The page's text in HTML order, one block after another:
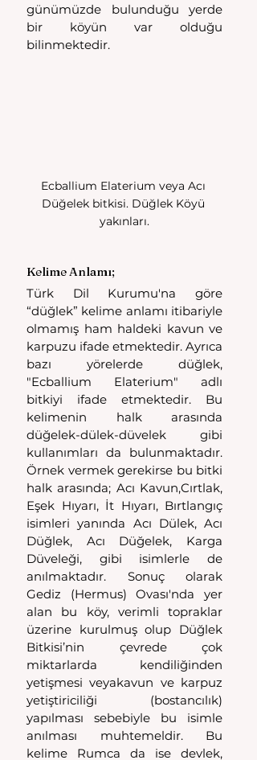
günümüzde bulunduğu yerde
bir köyün var olduğu
bilinmektedir.
Ecballium Elaterium veya Acı
Düğelek bitkisi. Düğlek Köyü
yakınları.
Kelime Anlamı;
Türk Dil Kurumu'na göre
“düğlek” kelime anlamı itibariyle
olmamış ham haldeki kavun ve
karpuzu ifade etmektedir. Ayrıca
bazı yörelerde düğlek,
"Ecballium Elaterium" adlı
bitkiyi ifade etmektedir. Bu
kelimenin halk arasında
düğelek-dülek-düvelek gibi
kullanımları da bulunmaktadır.
Örnek vermek gerekirse bu bitki
halk arasında; Acı Kavun,Cırtlak,
Eşek Hıyarı, İt Hıyarı, Bırtlangıç
isimleri yanında Acı Dülek, Acı
Düğlek, Acı Düğelek, Karga
Düveleği, gibi isimlerle de
anılmaktadır. Sonuç olarak
Gediz (Hermus) Ovası'nda yer
alan bu köy, verimli topraklar
üzerine kurulmuş olup Düğlek
Bitkisi’nin çevrede çok
miktarlarda kendiliğinden
yetişmesi veyakavun ve karpuz
yetiştiriciliği (bostancılık)
yapılması sebebiyle bu isimle
anılması muhtemeldir. Bu
kelime Rumca da ise devlek,